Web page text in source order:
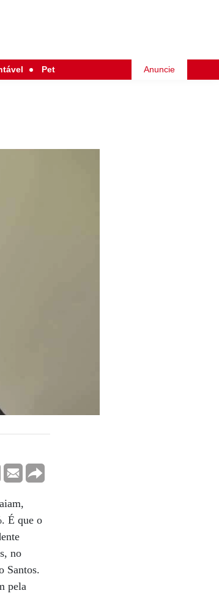
Pet Anuncie
É que o
no
Santos.
pela